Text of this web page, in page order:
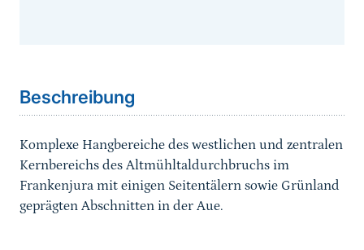
Beschreibung
Komplexe Hangbereiche des westlichen und zentralen
Kernbereichs des Altmühltaldurchbruchs im
Frankenjura mit einigen Seitentälern sowie Grünland
geprägten Abschnitten in der Aue.